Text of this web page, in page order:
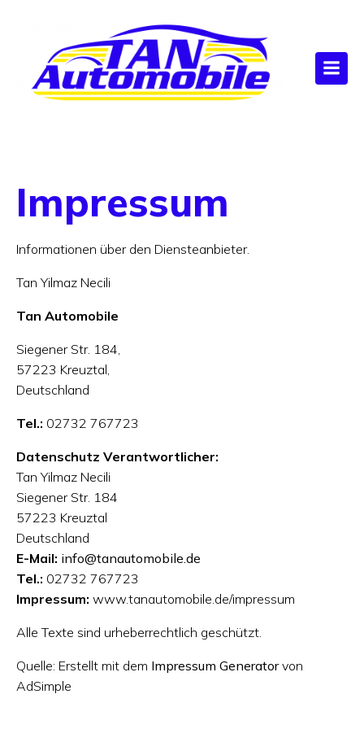
Impressum
Informationen über den Diensteanbieter.
Tan Yilmaz Necili
Tan Automobile
Siegener Str. 184,
57223 Kreuztal,
Deutschland
Tel.: 02732 767723
Datenschutz Verantwortlicher:
Tan Yilmaz Necili
Siegener Str. 184
57223 Kreuztal
Deutschland
E-Mail: info@tanautomobile.de
Tel.: 02732 767723
Impressum: www.tanautomobile.de/impressum
Alle Texte sind urheberrechtlich geschützt.
Quelle: Erstellt mit dem Impressum Generatorvon
AdSimple